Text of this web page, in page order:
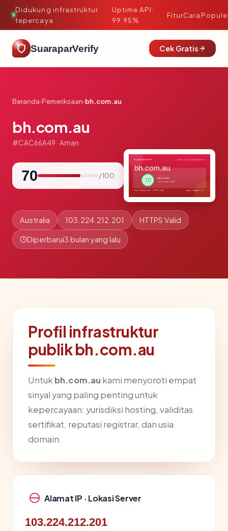
Didukung infrastruktur
tepercaya
·
Uptime API:
99.95%
FiturCara
SuaraparVerify Cek Gratis
Beranda›Pemeriksaan›bh.com.au
bh.com.au
#CAC66A49 · Aman
70 / 100
Australia 103.224.212.201 HTTPS Valid
Diperbarui3 bulan yang lalu
Profil infrastruktur
publik bh.com.au
Untuk bh.com.au kami menyoroti empat
sinyal yang paling penting untuk
kepercayaan: yurisdiksi hosting, validitas
sertifikat, reputasi registrar, dan usia
domain.
Alamat IP · Lokasi Server
103.224.212.201